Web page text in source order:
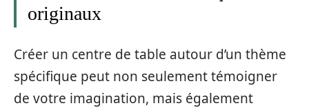
originaux
Créer un centre de table autour d’un thème
spécifique peut non seulement témoigner
de votre imagination, mais également